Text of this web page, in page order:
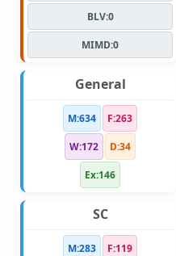
BLV:0
MIMD:0
General
M:634 F:263
W:172 D:34
Ex:146
SC
M:283 F:119